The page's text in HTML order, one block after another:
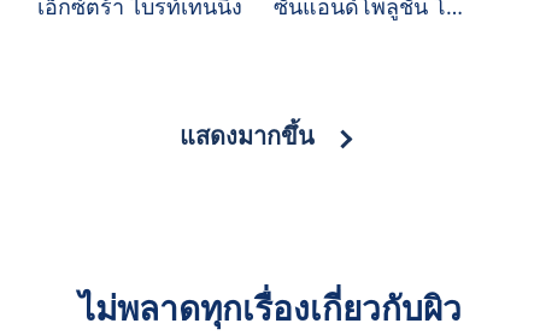
เอ็กซ์ตร้า ไบรท์เทนนิ่ง
ซันแอนด์โพลูชั่น โพร
แสดงมากขึ้น
ไม่พลาดทุกเรื่องเกี่ยวกับผิว